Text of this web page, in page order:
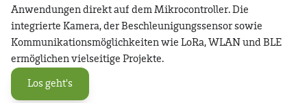
Anwendungen direkt auf dem Mikrocontroller. Die
integrierte Kamera, der Beschleunigungssensor sowie
Kommunikationsmöglichkeiten wie LoRa, WLAN und BLE
ermöglichen vielseitige Projekte.
Los geht's